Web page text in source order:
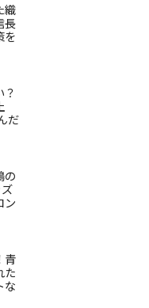
織
長
を
だ
の
ン
青
た
な